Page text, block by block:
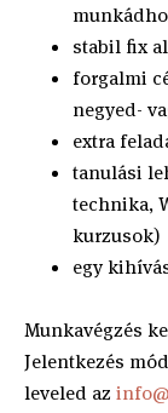
stabil fix
forgalmi
negyed-
extra
tanulási
technika,
kurzusok)
egy
Munkavégzés
Jelentkezés
leveled az